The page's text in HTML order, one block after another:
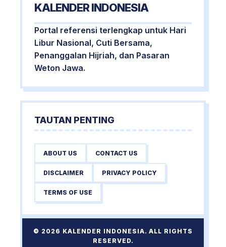
KALENDER INDONESIA
Portal referensi terlengkap untuk Hari
Libur Nasional, Cuti Bersama,
Penanggalan Hijriah, dan Pasaran
Weton Jawa.
TAUTAN PENTING
ABOUT US CONTACT US
DISCLAIMER PRIVACY POLICY
TERMS OF USE
© 2026 KALENDER INDONESIA. ALL RIGHTS
RESERVED.